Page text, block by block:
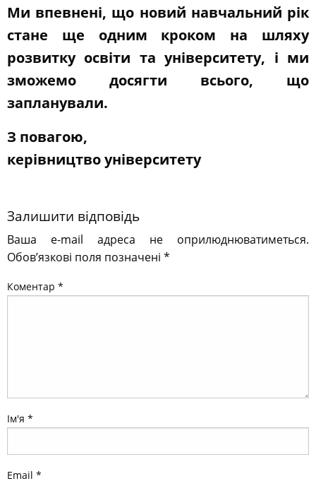
Ми впевнені, що новий навчальний рік
стане ще одним кроком на шляху
розвитку освіти та університету, і ми
зможемо досягти всього, що
запланували.
З повагою,
керівництво університету
Залишити відповідь
Ваша e-mail адреса не оприлюднюватиметься.
Обов’язкові поля позначені *
Коментар *
Ім'я *
Email *